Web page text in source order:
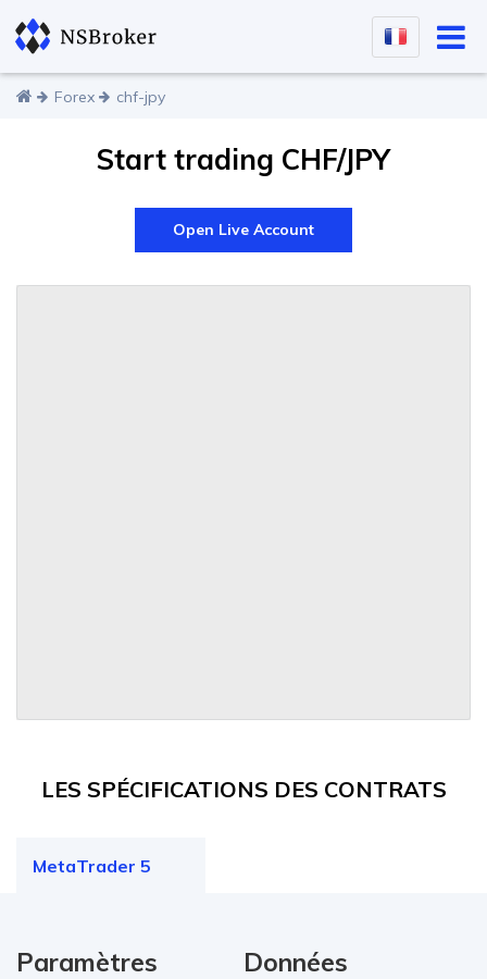
Forex chf-jpy
Start trading CHF/JPY
Open Live Account
LES SPÉCIFICATIONS DES CONTRATS
MetaTrader 5
Paramètres Données